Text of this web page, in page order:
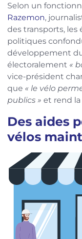
Selon un
Razemon,
des transports, les
politiques
développement
électoralement «
vice-président
que « le vélo
publics » et rend la
Des aides
vélos